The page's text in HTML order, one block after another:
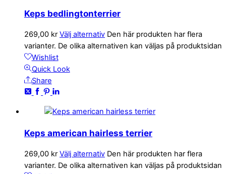
Keps bedlingtonterrier
269,00 kr Välj alternativ Den här produkten har flera
varianter. De olika alternativen kan väljas på produktsidan
Wishlist
Quick Look
Share
Keps american hairless terrier
269,00 kr Välj alternativ Den här produkten har flera
varianter. De olika alternativen kan väljas på produktsidan